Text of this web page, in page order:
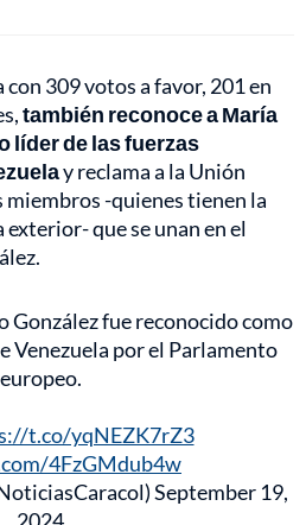
309 votos a favor, 201 en
también reconoce a María
líder de las fuerzas
y reclama a la Unión
miembros -quienes tienen la
que se unan en el
González fue reconocido como
Venezuela por el Parlamento
europeo.
t.co/yqNEZK7rZ3
4FzGMdub4w
September 19,